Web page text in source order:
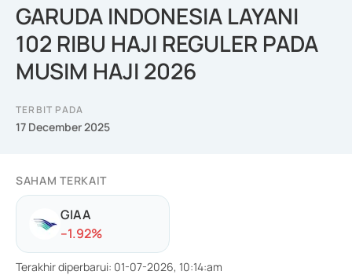
GARUDA INDONESIA LAYANI
102 RIBU HAJI REGULER PADA
MUSIM HAJI 2026
TERBIT PADA
17 December 2025
SAHAM TERKAIT
GIAA
--1.92%
Terakhir diperbarui: 01-07-2026, 10:14:am